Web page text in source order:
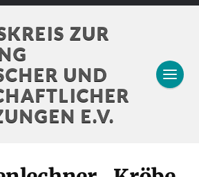
ZUR
UND
E.V.